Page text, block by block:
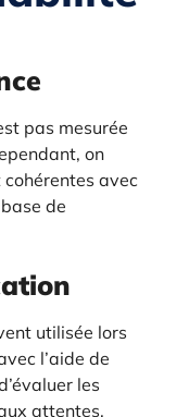
pas mesurée
on
cohérentes avec
de
utilisée lors
l’aide de
les
attentes.